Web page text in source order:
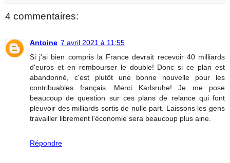
4 commentaires:
Antoine 7 avril 2021 à 11:55
Si j'ai bien compris la France devrait recevoir 40 milliards
d'euros et en rembourser le double! Donc si ce plan est
abandonné, c'est plutôt une bonne nouvelle pour les
contribuables français. Merci Karlsruhe! Je me pose
beaucoup de question sur ces plans de relance qui font
pleuvoir des milliards sortis de nulle part. Laissons les gens
travailler librement l'économie sera beaucoup plus aine.
Répondre